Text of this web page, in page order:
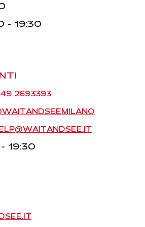
- 19:30
2693393
19:30